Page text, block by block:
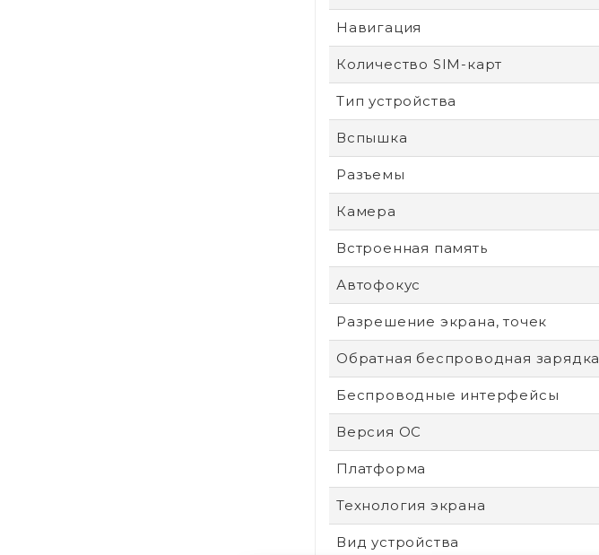
Навигация
Количество SIM-карт
Тип устройства
Вспышка
Разъемы
Камера
Встроенная память
Автофокус
Разрешение экрана, точек
Обратная беспроводная зарядка
Беспроводные интерфейсы
Версия ОС
Платформа
Технология экрана
Вид устройства